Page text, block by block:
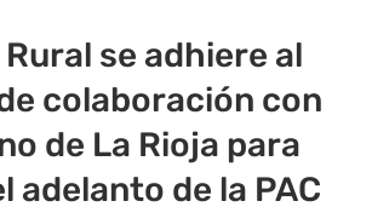
se adhiere al
colaboración con
de La Rioja para
adelanto de la PAC